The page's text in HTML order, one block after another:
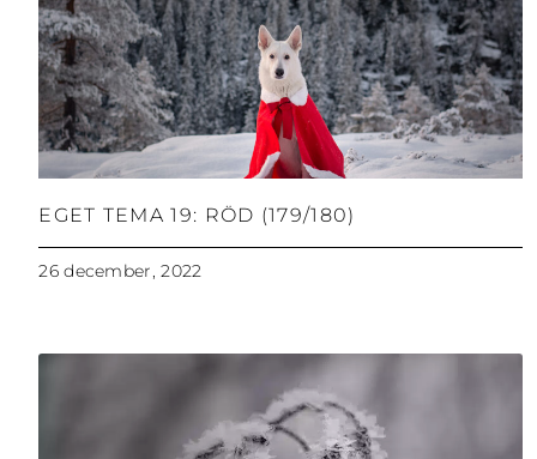
EGET TEMA 19: RÖD (179/180)
26 december, 2022